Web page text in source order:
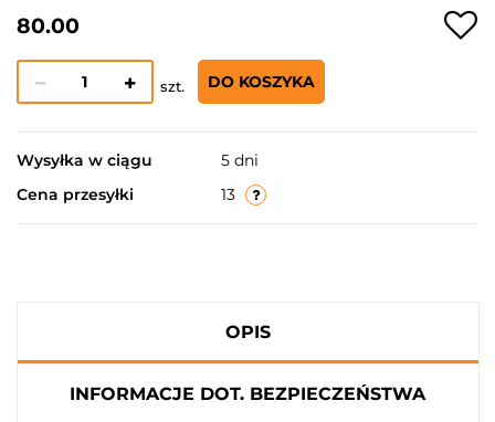
80.00
szt. DO KOSZYKA
Wysyłka w ciągu
5 dni
Cena przesyłki
13
OPIS
INFORMACJE DOT. BEZPIECZEŃSTWA